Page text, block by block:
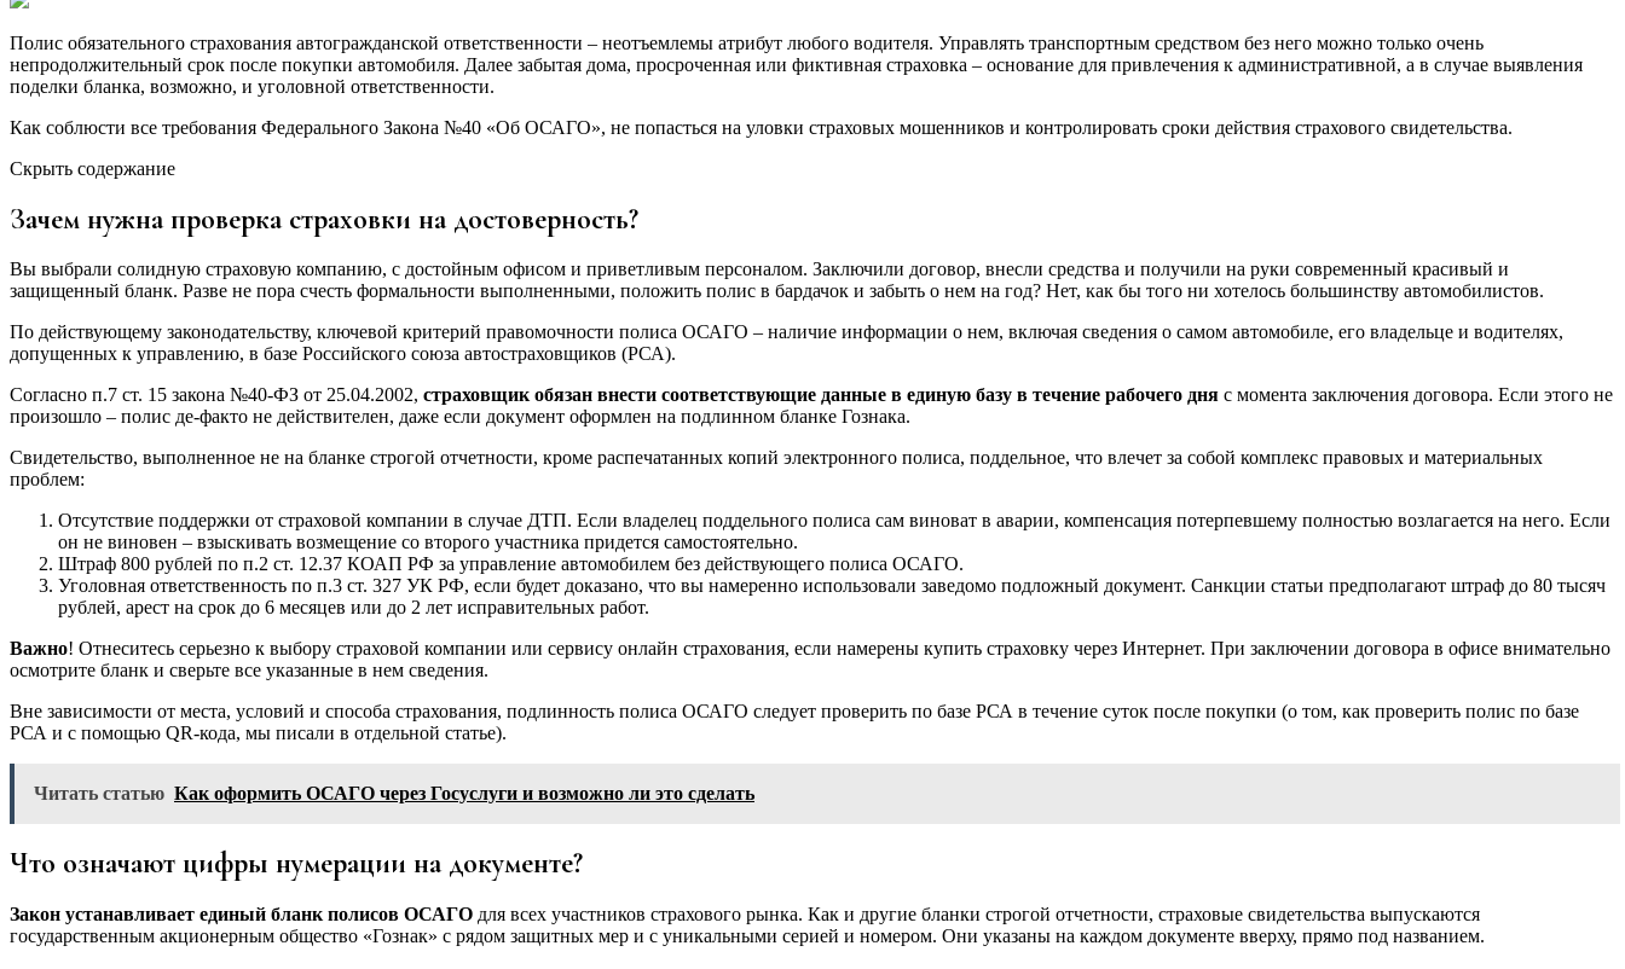
Полис обязательного страхования автогражданской ответственности – неотъемлемы атрибут любого водителя. Управлять транспортным средством без него можно только очень
непродолжительный срок после покупки автомобиля. Далее забытая дома, просроченная или фиктивная страховка – основание для привлечения к административной, а в случае выявления
поделки бланка, возможно, и уголовной ответственности.
Как соблюсти все требования Федерального Закона №40 «Об ОСАГО», не попасться на уловки страховых мошенников и контролировать сроки действия страхового свидетельства.
Скрыть содержание
Зачем нужна проверка страховки на достоверность?
Вы выбрали солидную страховую компанию, с достойным офисом и приветливым персоналом. Заключили договор, внесли средства и получили на руки современный красивый и
защищенный бланк. Разве не пора счесть формальности выполненными, положить полис в бардачок и забыть о нем на год? Нет, как бы того ни хотелось большинству автомобилистов.
По действующему законодательству, ключевой критерий правомочности полиса ОСАГО – наличие информации о нем, включая сведения о самом автомобиле, его владельце и водителях,
допущенных к управлению, в базе Российского союза автостраховщиков (РСА).
Согласно п.7 ст. 15 закона №40-ФЗ от 25.04.2002, страховщик обязан внести соответствующие данные в единую базу в течение рабочего дня с момента заключения договора. Если этого не
произошло – полис де-факто не действителен, даже если документ оформлен на подлинном бланке Гознака.
Свидетельство, выполненное не на бланке строгой отчетности, кроме распечатанных копий электронного полиса, поддельное, что влечет за собой комплекс правовых и материальных
проблем:
Отсутствие поддержки от страховой компании в случае ДТП. Если владелец поддельного полиса сам виноват в аварии, компенсация потерпевшему полностью возлагается на него. Если
он не виновен – взыскивать возмещение со второго участника придется самостоятельно.
Штраф 800 рублей по п.2 ст. 12.37 КОАП РФ за управление автомобилем без действующего полиса ОСАГО.
Уголовная ответственность по п.3 ст. 327 УК РФ, если будет доказано, что вы намеренно использовали заведомо подложный документ. Санкции статьи предполагают штраф до 80 тысяч
рублей, арест на срок до 6 месяцев или до 2 лет исправительных работ.
Важно! Отнеситесь серьезно к выбору страховой компании или сервису онлайн страхования, если намерены купить страховку через Интернет. При заключении договора в офисе внимательно
осмотрите бланк и сверьте все указанные в нем сведения.
Вне зависимости от места, условий и способа страхования, подлинность полиса ОСАГО следует проверить по базе РСА в течение суток после покупки (о том, как проверить полис по базе
РСА и с помощью QR-кода, мы писали в отдельной статье).
Читать статью Как оформить ОСАГО через Госуслуги и возможно ли это сделать
Что означают цифры нумерации на документе?
Закон устанавливает единый бланк полисов ОСАГО для всех участников страхового рынка. Как и другие бланки строгой отчетности, страховые свидетельства выпускаются
государственным акционерным общество «Гознак» с рядом защитных мер и с уникальными серией и номером. Они указаны на каждом документе вверху, прямо под названием.